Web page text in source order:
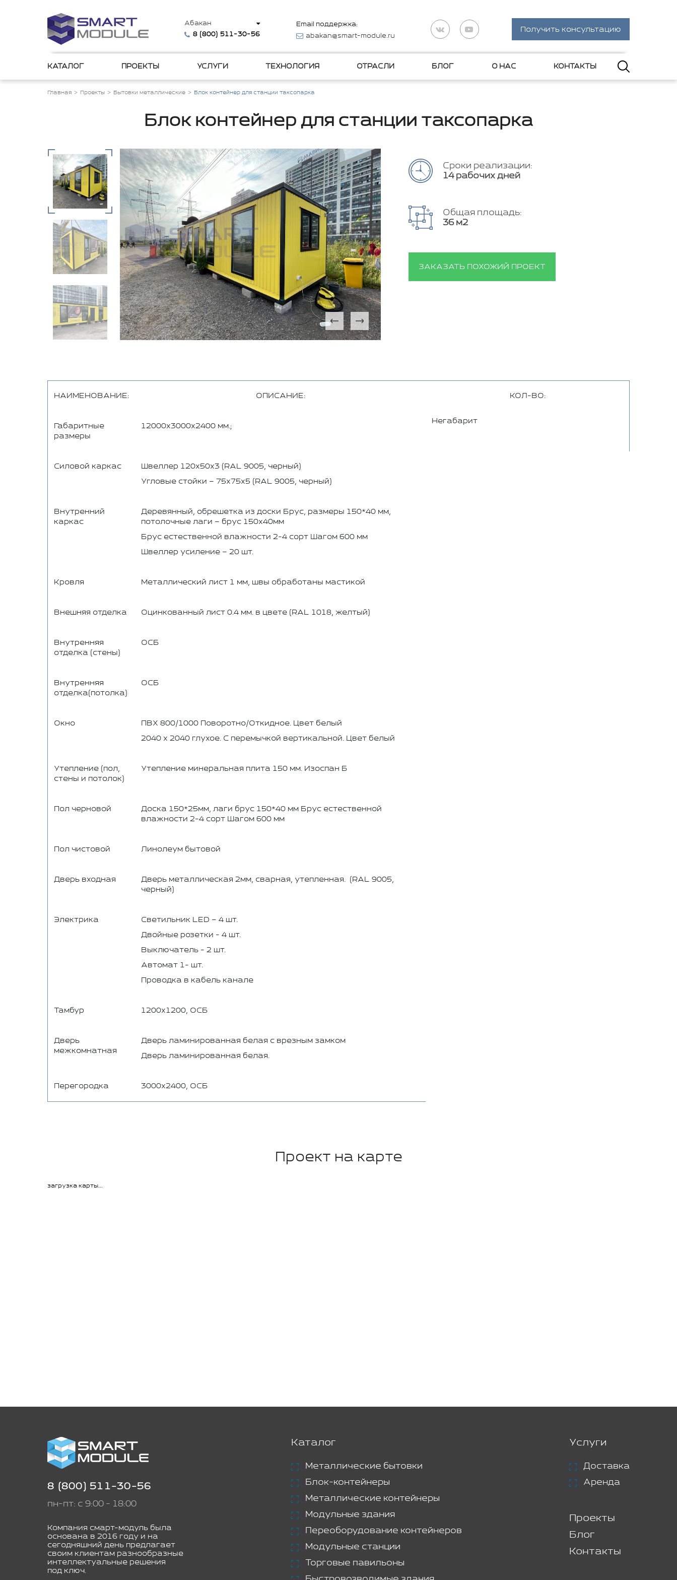
Абакан
8 (800) 511-30-56
Email поддержка:
abakan@smart-module.ru
Получить консультацию
КАТАЛОГ ПРОЕКТЫ УСЛУГИ ТЕХНОЛОГИЯ ОТРАСЛИ БЛОГ О НАС КОНТАКТЫ
Главная Проекты Бытовки металлические Блок контейнер для станции таксопарка
Блок контейнер для станции таксопарка
Сроки реализации:
14 рабочих дней
Общая площадь:
36 м2
ЗАКАЗАТЬ ПОХОЖИЙ ПРОЕКТ
НАИМЕНОВАНИЕ: ОПИСАНИЕ: КОЛ-ВО:
Габаритные
размеры
12000х3000х2400 мм.;
Негабарит
Силовой каркас
Швеллер 120х50х3 (RAL 9005, черный)
Угловые стойки – 75х75х5 (RAL 9005, черный)
Внутренний
каркас
Деревянный, обрешетка из доски Брус, размеры 150*40 мм,
потолочные лаги – брус 150х40мм
Брус естественной влажности 2-4 сорт Шагом 600 мм
Швеллер усиление – 20 шт.
Кровля Металлический лист 1 мм, швы обработаны мастикой
Внешняя отделка Оцинкованный лист 0.4 мм. в цвете (RAL 1018, желтый)
Внутренняя
отделка (стены)
ОСБ
Внутренняя
отделка(потолка)
ОСБ
Окно
ПВХ 800/1000 Поворотно/Откидное. Цвет белый
2040 х 2040 глухое. С перемычкой вертикальной. Цвет белый
Утепление (пол,
стены и потолок)
Утепление минеральная плита 150 мм. Изоспан Б
Пол черновой
Доска 150*25мм, лаги брус 150*40 мм Брус естественной
влажности 2-4 сорт Шагом 600 мм
Пол чистовой Линолеум бытовой
Дверь входная
Дверь металлическая 2мм, сварная, утепленная. (RAL 9005,
черный)
Электрика
Светильник LED – 4 шт.
Двойные розетки - 4 шт.
Выключатель - 2 шт.
Автомат 1- шт.
Проводка в кабель канале
Тамбур 1200х1200, ОСБ
Дверь
межкомнатная
Дверь ламинированная белая с врезным замком
Дверь ламинированная белая.
Перегородка 3000х2400, ОСБ
Проект на карте
загрузка карты...
8 (800) 511-30-56
пн-пт: с 9:00 - 18:00
Компания смарт-модуль была
основана в 2016 году и на
сегодняшний день предлагает
своим клиентам разнообразные
интеллектуальные решения
под ключ.
Каталог
Металлические бытовки
Блок-контейнеры
Металлические контейнеры
Модульные здания
Переоборудование контейнеров
Модульные станции
Торговые павильоны
Услуги
Доставка
Аренда
Проекты
Блог
Контакты